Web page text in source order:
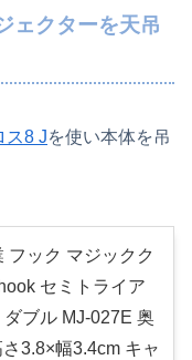
ェクターを天吊
ス8 Jを使い本体を吊
フック マジックク
セミトライア
ダブル MJ-027E 奥
3.8×幅3.4cm キャ